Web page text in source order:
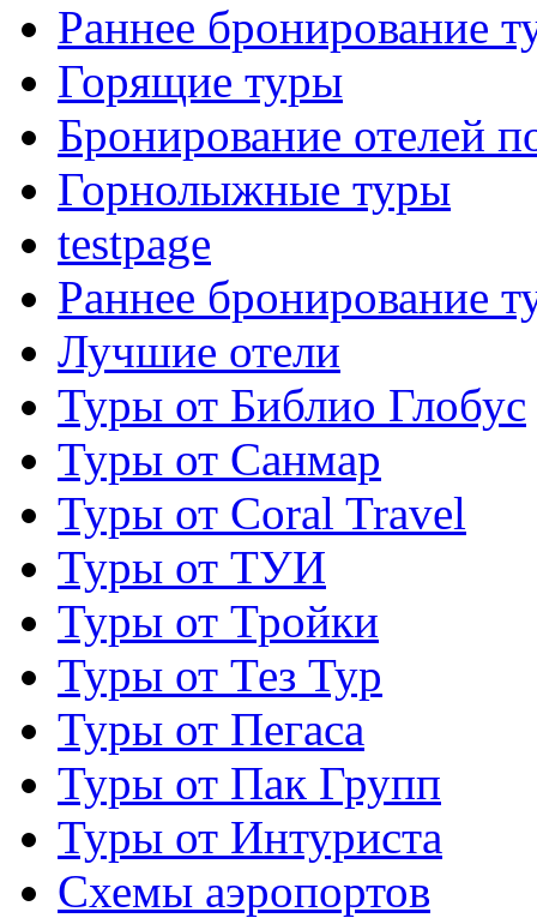
Раннее бронирование
Горящие туры
Бронирование отелей
Горнолыжные туры
testpage
Раннее бронирование
Лучшие отели
Туры от Библио Глобус
Туры от Санмар
Туры от Coral Travel
Туры от ТУИ
Туры от Тройки
Туры от Тез Тур
Туры от Пегаса
Туры от Пак Групп
Туры от Интуриста
Схемы аэропортов